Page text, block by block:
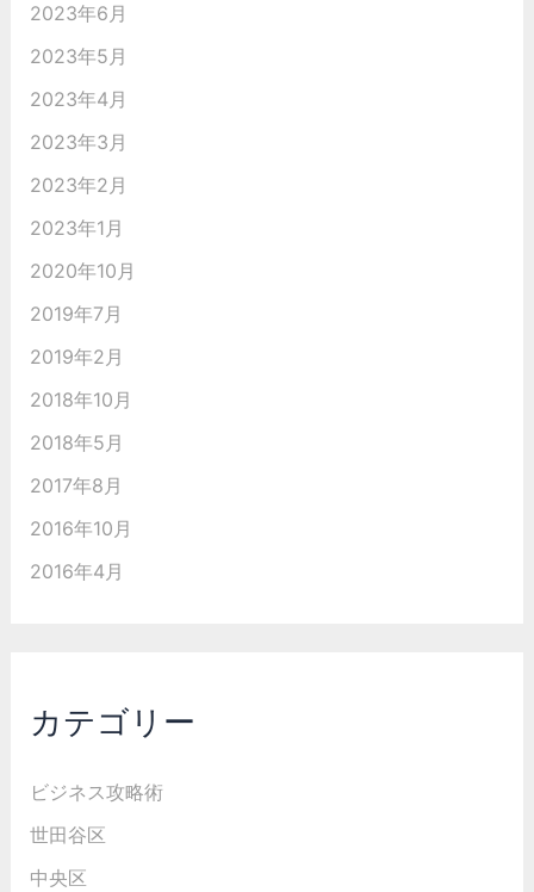
2023年6月
2023年5月
2023年4月
2023年3月
2023年2月
2023年1月
2020年10月
2019年7月
2019年2月
2018年10月
2018年5月
2017年8月
2016年10月
2016年4月
カテゴリー
ビジネス攻略術
世田谷区
中央区